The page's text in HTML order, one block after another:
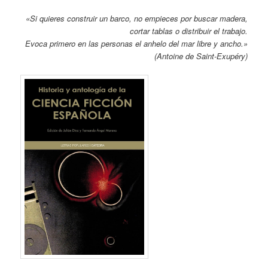
«Si quieres construir un barco, no empieces por buscar madera,
cortar tablas o distribuir el trabajo.
Evoca primero en las personas el anhelo del mar libre y ancho.»
(Antoine de Saint-Exupéry)